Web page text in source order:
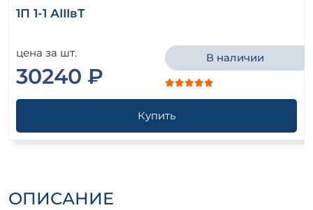
1П 1-1 АIIIвТ
цена за шт.
30240 ₽
В наличии
Купить
ОПИСАНИЕ